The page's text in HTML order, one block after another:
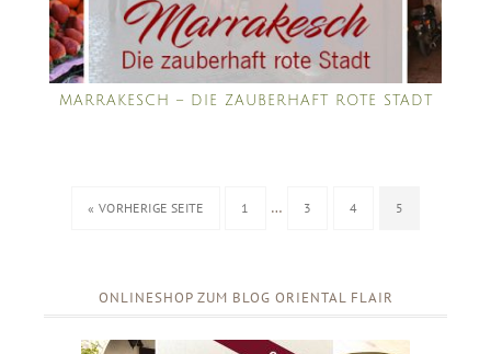
MARRAKESCH – DIE ZAUBERHAFT ROTE STADT
« VORHERIGE SEITE 1 … 3 4 5
ONLINESHOP ZUM BLOG ORIENTAL FLAIR